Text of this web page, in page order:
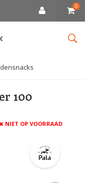
0
100
NIET OP VOORRAAD